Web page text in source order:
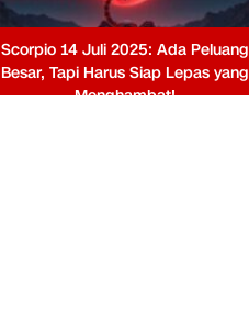
Scorpio 14 Juli 2025: Ada Peluang
Besar, Tapi Harus Siap Lepas yang
Menghambat!